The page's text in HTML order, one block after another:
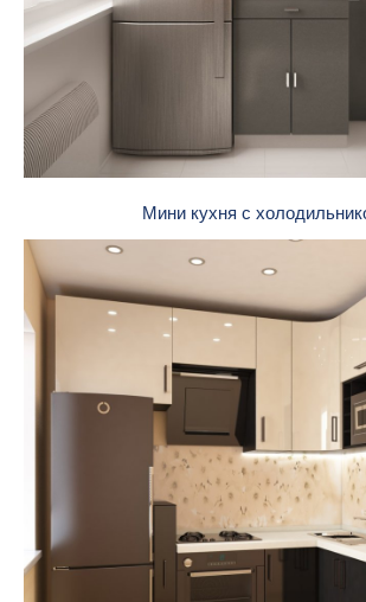
Мини кухня с